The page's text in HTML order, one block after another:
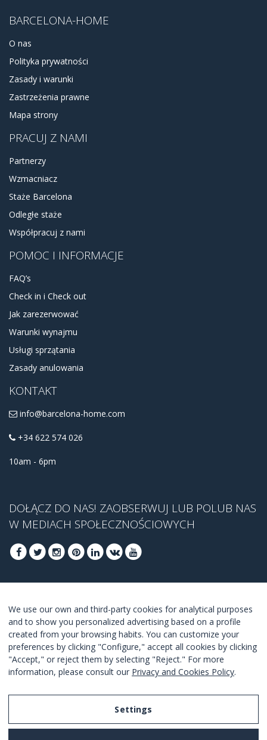
BARCELONA-HOME
O nas
Polityka prywatności
Zasady i warunki
Zastrzeżenia prawne
Mapa strony
PRACUJ Z NAMI
Partnerzy
Wzmacniacz
Staże Barcelona
Odległe staże
Współpracuj z nami
POMOC I INFORMACJE
FAQ’s
Check in i Check out
Jak zarezerwować
Warunki wynajmu
Usługi sprzątania
Zasady anulowania
KONTAKT
info@barcelona-home.com
+34 622 574 026
10am - 6pm
DOŁĄCZ DO NAS! ZAOBSERWUJ LUB POLUB NAS
W MEDIACH SPOŁECZNOŚCIOWYCH
OFERTĘ
DOŁĄCZ
Akceptujęwarunki korzystania z usługi.
We use our own and third-party cookies for analytical purposes
and to show you personalized advertising based on a profile
created from your browsing habits. You can customize your
preferences by clicking "Configure," accept all cookies by clicking
"Accept," or reject them by selecting "Reject." For more
information, please consult our Privacy and Cookies Policy.
Settings
Legal Notice